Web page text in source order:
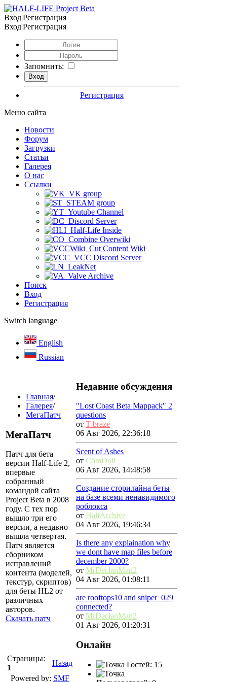
Вход|Регистрация
Вход|Регистрация
Запомнить:
Регистрация
Меню сайта
Новости
Форум
Загрузки
Статьи
Галерея
О нас
Ссылки
VK group
STEAM group
Youtube Channel
Discord Server
Half-Life Inside
Combine Overwiki
Cut Content Wiki
VCC Discord Server
LeakNet
Valve Archive
Поиск
Вход
Регистрация
Switch language
English
Russian
Главная/
Галерея/
МегаПатч
МегаПатч
Патч для бета
версии Half-Life 2,
впервые
собранный
командой сайта
Project Beta в 2008
году. С тех пор
вышло три его
версии, а недавно
вышла четвертая.
Патч является
сборником
исправлений
контента (моделей,
текстур, скриптов)
для беты HL2 от
различных
авторов.
Скачать патч
Страницы:
1
Назад
Powered by: SMF
Недавние обсуждения
"Lost Coast Beta Mappack" 2
questions
от T-braze
06 Авг 2026, 22:36:18
Scent of Ashes
от ComDoll
06 Авг 2026, 14:48:58
Создание сторилайна беты
на базе всеми ненавидимого
роблокса
от HalfArchive
04 Авг 2026, 19:46:34
Is there any explaination why
we dont have map files before
december 2000?
от MrDeclanMan2
04 Авг 2026, 01:08:11
are rooftops10 and sniper_029
connected?
от MrDeclanMan2
01 Авг 2026, 01:20:31
Онлайн
Гостей: 15